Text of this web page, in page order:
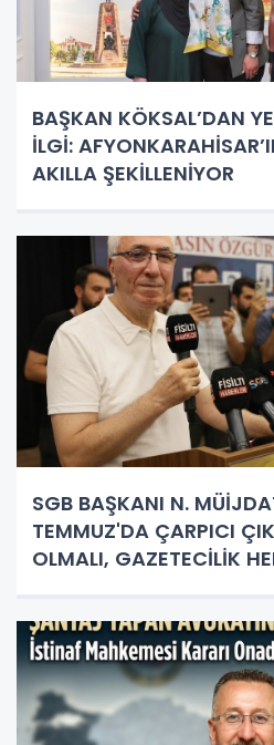
BAŞKAN KÖKSAL’DAN
İLGİ:
AKILLA ŞEKİLLENİYOR
SGB BAŞKANI N.
TEMMUZ'DA ÇARPICI
OLMALI, GAZETECİLİK